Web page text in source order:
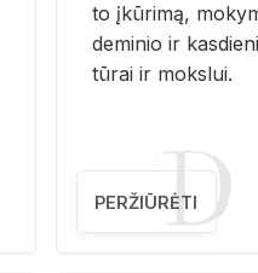
to įkū­ri­mą,
de­mi­nio ir
tū­rai ir moks­lui.
PERŽIŪRĖTI